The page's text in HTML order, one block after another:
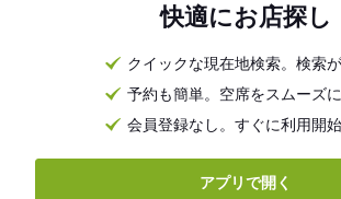
快適にお店探し
クイックな現在地検索。検索
予約も簡単。空席をスムーズ
会員登録なし。すぐに利用開始
アプリで開く